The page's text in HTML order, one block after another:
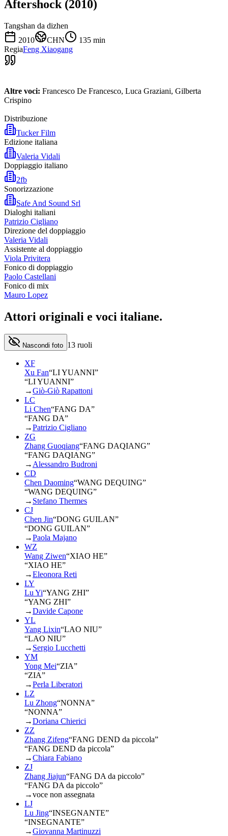
Aftershock (2010)
Tangshan da dizhen
2010
CHN 135 min
RegiaFeng Xiaogang
Altre voci: Francesco De Francesco, Luca Graziani, Gilberta
Crispino
Distribuzione
Tucker Film
Edizione italiana
Valeria Vidali
Doppiaggio italiano
2fb
Sonorizzazione
Safe And Sound Srl
Dialoghi italiani
Patrizio Cigliano
Direzione del doppiaggio
Valeria Vidali
Assistente al doppiaggio
Viola Privitera
Fonico di doppiaggio
Paolo Castellani
Fonico di mix
Mauro Lopez
Attori originali e voci italiane.
Nascondi foto 13 ruoli
XF
Xu Fan“LI YUANNI”
“LI YUANNI”
→Giò-Giò Rapattoni
LC
Li Chen“FANG DA”
“FANG DA”
→Patrizio Cigliano
ZG
Zhang Guoqiang“FANG DAQIANG”
“FANG DAQIANG”
→ Alessandro Budroni
CD
Chen Daoming“WANG DEQUING”
“WANG DEQUING”
→ Stefano Thermes
CJ
Chen Jin“DONG GUILAN”
“DONG GUILAN”
→Paola Majano
WZ
Wang Ziwen“XIAO HE”
“XIAO HE”
→Eleonora Reti
LY
Lu Yi“YANG ZHI”
“YANG ZHI”
→Davide Capone
YL
Yang Lixin“LAO NIU”
“LAO NIU”
→ Sergio Lucchetti
YM
Yong Mei“ZIA”
“ZIA”
→Perla Liberatori
LZ
Lu Zhong“NONNA”
“NONNA”
→Doriana Chierici
ZZ
Zhang Zifeng“FANG DEND da piccola”
“FANG DEND da piccola”
→Chiara Fabiano
ZJ
Zhang Jiajun“FANG DA da piccolo”
“FANG DA da piccolo”
→voce non assegnata
LJ
Lu Jing“INSEGNANTE”
“INSEGNANTE”
→Giovanna Martinuzzi